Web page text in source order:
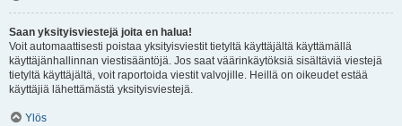
Saan yksityisviestejä joita en halua!
Voit automaattisesti poistaa yksityisviestit tietyltä käyttäjältä käyttämällä
käyttäjänhallinnan viestisääntöjä. Jos saat väärinkäytöksiä sisältäviä viestejä
tietyltä käyttäjältä, voit raportoida viestit valvojille. Heillä on oikeudet estää
käyttäjiä lähettämästä yksityisviestejä.
Ylös